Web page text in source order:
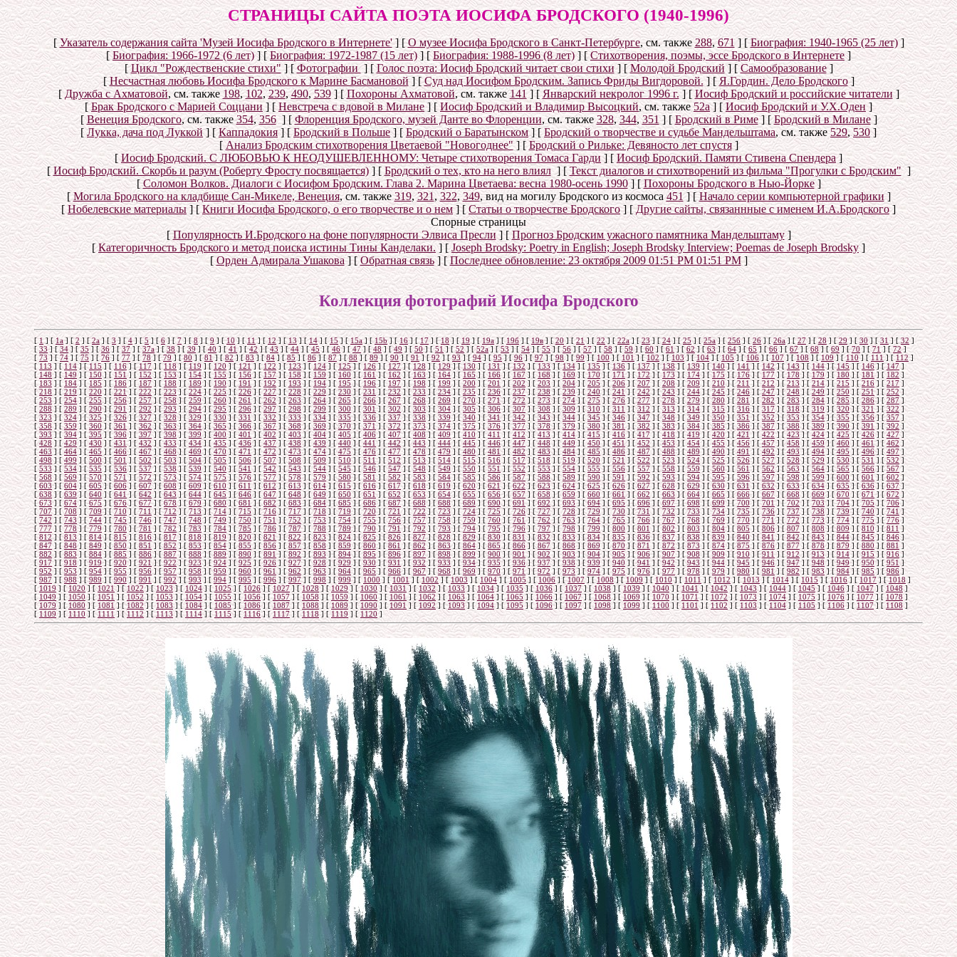
СТРАНИЦЫ САЙТА ПОЭТА ИОСИФА БРОДСКОГО (1940-1996)
[Указатель содержания сайта 'Музей Иосифа Бродского в Интернете'] [О музее Иосифа Бродского в Санкт-Петербурге, см. также288,671] [Биография: 1940-1965 (25 лет)]
[Биография: 1966-1972 (6 лет)] [Биография: 1972-1987 (15 лет)] [Биография: 1988-1996 (8 лет)] [Стихотворения, поэмы, эссе Бродского в Интернете]
[Цикл "Рождественские стихи" ] [Фотографии] [Голос поэта: Иосиф Бродский читает свои стихи] [Молодой Бродский] [ Самообразование]
[Несчастная любовь Иосифа Бродского к Марине Басмановой] [Суд над Иосифом Бродским. Запись Фриды Вигдоровой. ] [Я.Гордин. Дело Бродского]
[ Дружба с Ахматовой, см. также 198,102,239,490,539] [Похороны Ахматовой, см. также141] [ Январский некролог 1996 г.] [Иосиф Бродский и российские читатели]
[Брак Бродского с Марией Соццани] [Невстреча с вдовой в Милане] [ Иосиф Бродский и Владимир Высоцкий, см. также52а] [Иосиф Бродский и У.Х.Оден]
[Венеция Бродского, см. также354, 356] [Флоренция Бродского, музей Данте во Флоренции, см. также328,344,351] [Бродский в Риме] [Бродский в Милане]
[ Лукка, дача под Луккой] [Каппадокия] [Бродский в Польше] [Бродский о Баратынском] [Бродский о творчестве и судьбе Мандельштама, см. также 529,530]
[ Анализ Бродским стихотворения Цветаевой "Новогоднее"] [Бродский о Рильке: Девяносто лет спустя]
[Иосиф Бродский. С ЛЮБОВЬЮ К НЕОДУШЕВЛЕННОМУ: Четыре стихотворения Томаса Гарди] [Иосиф Бродский. Памяти Стивена Спендера]
[ Иосиф Бродский. Скорбь и разум (Роберту Фросту посвящается)] [ Бродский о тех, кто на него влиял] [ Текст диалогов и стихотворений из фильма "Прогулки с Бродским"]
[Соломон Волков. Диалоги с Иосифом Бродским. Глава 2. Марина Цветаева: весна 1980-осень 1990] [ Похороны Бродского в Нью-Йорке]
[Могила Бродского на кладбище Сан-Микеле, Венеция, см. также319,321, 322,349, вид на могилу Бродского из космоса 451] [Начало серии компьютерной графики]
[ Нобелевские материалы] [ Книги Иосифа Бродского, о его творчестве и о нем] [ Статьи о творчестве Бродского] [Другие сайты, связаннные с именем И.А.Бродского]
Спорные страницы
[Популярность И.Бродского на фоне популярности Элвиса Пресли] [ Прогноз Бродским ужасного памятника Мандельштаму]
[Категоричность Бродского и метод поиска истины Тины Канделаки. ] [Joseph Brodsky: Poetry in English; Joseph Brodsky Interview; Poemas de Joseph Brodsky]
[Орден Адмирала Ушакова] [ Обратная связь] [Последнее обновление:23 октября 2009 01:51 PM 01:51 PM]
Коллекция фотографий Иосифа Бродского
[ 1 ] [ 1а] [2] [2а] [ 3] [4] [5] [6] [ 7] [ 8 ] [9 ] [10] [ 11] [12] [13 ] [14] [ 15] [ 15a] [15b] [ 16] [17 ] [18] [ 19] [ 19а] [ 19б ] [19в] [20 ] [21] [ 22] [ 22a] [23] [24 ] [25] [ 25а] [ 25б] [ 26] [26a ] [27] [ 28] [29] [ 30] [31 ] [32 ]
[ 33] [34] [35] [36] [ 37] [37а] [38 ] [39] [40] [ 41 ] [42] [43] [44] [45] [ 46] [ 47] [48] [49] [50] [51] [52 ] [52а] [53] [54] [55] [56 ] [57] [ 58] [59] [60 ] [ 61] [62] [63] [ 64] [65 ] [66 ] [67] [68] [69] [70] [71 ] [ 72]
[ 73] [74] [75 ] [ 76] [ 77 ] [ 78] [79 ] [80 ] [81] [ 82 ] [ 83 ] [84 ] [85] [86 ] [ 87 ] [88 ] [89] [90] [ 91 ] [92 ] [ 93 ] [94] [ 95] [ 96] [97 ] [98 ] [ 99] [ 100] [ 101 ] [102] [103] [104] [105 ] [106 ] [107 ] [108 ] [109 ] [110] [111] [ 112]
[ 113 ] [ 114] [115] [ 116] [117 ] [ 118] [119 ] [ 120 ] [121 ] [122 ] [123] [ 124 ] [125] [ 126] [ 127] [ 128 ] [ 129] [130] [ 131] [132 ] [ 133] [134 ] [ 135 ] [136 ] [137 ] [138] [ 139 ] [140] [ 141 ] [ 142] [ 143 ] [ 144] [145] [ 146] [147 ]
[148] [ 149 ] [150] [151] [ 152] [153] [ 154] [155] [ 156] [157 ] [158] [159] [160 ] [161] [162 ] [163] [ 164 ] [165] [166] [ 167] [168] [ 169] [170] [ 171] [172 ] [173] [174] [175 ] [176] [177 ] [178] [ 179 ] [180] [181] [ 182]
[ 183 ] [ 184 ] [ 185] [186 ] [187 ] [ 188 ] [189] [ 190] [ 191 ] [192 ] [ 193] [ 194] [ 195] [196] [197] [ 198 ] [ 199 ] [ 200] [201 ] [202 ] [ 203 ] [204] [ 205] [ 206 ] [207 ] [ 208] [ 209] [ 210] [211 ] [212] [213 ] [ 214 ] [ 215] [216 ] [217 ]
[218 ] [219 ] [ 220 ] [221] [ 222] [ 223 ] [224 ] [ 225] [226] [ 227] [228 ] [229 ] [ 230 ] [ 231 ] [232 ] [233 ] [234 ] [ 235 ] [236] [ 237] [ 238 ] [239 ] [ 240] [241] [ 242] [243 ] [244 ] [ 245 ] [ 246 ] [247 ] [248 ] [249 ] [ 250 ] [251] [ 252]
[ 253] [ 254] [255 ] [256] [ 257] [258] [ 259] [260 ] [ 261 ] [262 ] [263] [264] [265 ] [266] [267 ] [ 268] [ 269 ] [270 ] [271] [ 272] [273] [ 274] [275 ] [ 276 ] [277 ] [278] [279] [280 ] [281 ] [282 ] [ 283] [ 284] [285 ] [286] [ 287]
[ 288] [ 289 ] [290] [ 291 ] [ 292] [293 ] [294] [295 ] [ 296] [297 ] [298 ] [299 ] [ 300 ] [301] [ 302] [ 303] [ 304 ] [305] [ 306 ] [ 307] [308 ] [309] [310 ] [ 311 ] [312 ] [313 ] [314 ] [ 315 ] [316] [ 317] [ 318] [ 319 ] [320] [ 321 ] [ 322]
[323 ] [ 324] [325 ] [ 326] [327 ] [ 328] [329 ] [ 330] [331] [332 ] [333] [ 334 ] [335] [ 336 ] [337] [338 ] [ 339] [340 ] [ 341] [342 ] [ 343] [344 ] [ 345] [346] [347 ] [348] [ 349 ] [350] [ 351 ] [352] [353 ] [ 354] [355 ] [ 356] [357 ]
[358] [ 359 ] [360 ] [361 ] [362 ] [363] [ 364] [365 ] [ 366] [367 ] [ 368] [ 369] [370] [ 371 ] [ 372 ] [373] [ 374 ] [375 ] [376 ] [377] [378] [ 379 ] [380 ] [ 381] [382 ] [ 383] [ 384] [385] [ 386 ] [ 387 ] [388] [ 389 ] [390 ] [391 ] [392 ]
[ 393] [ 394] [ 395] [396 ] [ 397] [ 398 ] [399] [400] [401 ] [402 ] [ 403 ] [404] [ 405 ] [406 ] [407] [ 408] [ 409] [ 410] [411 ] [ 412] [ 413 ] [414] [415] [416 ] [417 ] [ 418 ] [419] [ 420 ] [421 ] [422] [ 423] [ 424] [ 425] [426 ] [ 427]
[428 ] [429] [ 430 ] [431] [ 432 ] [433 ] [434 ] [ 435] [436] [ 437] [438 ] [ 439] [ 440 ] [ 441] [442 ] [443 ] [444] [ 445 ] [446] [ 447 ] [448 ] [449 ] [ 450] [451] [ 452] [453 ] [ 454] [ 455 ] [ 456] [457 ] [458 ] [459] [ 460 ] [461] [ 462 ]
[463] [ 464] [465] [ 466] [ 467] [468] [ 469 ] [470] [471] [472 ] [473] [474 ] [475 ] [ 476] [477 ] [478] [ 479] [480] [ 481] [ 482] [483] [ 484 ] [485] [486] [487 ] [488] [489 ] [490 ] [ 491 ] [492 ] [493] [ 494] [495] [ 496] [ 497]
[ 498] [ 499 ] [500] [501 ] [ 502] [503] [504] [505 ] [ 506 ] [507 ] [ 508 ] [509 ] [510] [511] [ 512] [ 513] [ 514 ] [515] [516 ] [ 517] [518] [519] [520 ] [ 521 ] [522 ] [ 523 ] [524 ] [525] [526] [ 527] [ 528] [ 529 ] [530] [531 ] [ 532]
[533] [ 534] [ 535 ] [536] [537] [538] [539 ] [ 540] [ 541 ] [ 542 ] [ 543 ] [544 ] [545] [ 546] [547] [548] [ 549 ] [ 550 ] [551 ] [552] [553] [554 ] [ 555] [ 556] [ 557 ] [ 558 ] [559 ] [560] [ 561] [562] [563] [ 564] [ 565 ] [566] [567]
[ 568 ] [ 569] [570 ] [571 ] [572 ] [ 573] [574 ] [ 575 ] [576 ] [577 ] [ 578] [ 579] [580] [ 581 ] [ 582 ] [ 583 ] [ 584] [585 ] [586 ] [587] [ 588] [589 ] [ 590 ] [591 ] [592 ] [ 593] [ 594] [595] [ 596 ] [ 597 ] [ 598 ] [ 599] [600 ] [601 ] [602 ]
[603] [604 ] [ 605] [606] [ 607] [608 ] [609] [610 ] [ 611 ] [612 ] [613 ] [614 ] [ 615 ] [616] [ 617] [618] [619 ] [ 620] [621] [ 622] [623 ] [624] [625 ] [ 626 ] [627 ] [628 ] [629 ] [ 630 ] [631] [ 632] [633] [634 ] [ 635] [636] [ 637]
[638 ] [ 639] [ 640 ] [641] [ 642 ] [643 ] [ 644] [ 645 ] [646] [647 ] [648] [ 649] [ 650 ] [651] [ 652 ] [653 ] [ 654] [ 655 ] [656] [ 657 ] [658 ] [ 659] [ 660 ] [661] [662 ] [663 ] [ 664] [ 665 ] [666] [ 667 ] [668 ] [ 669] [ 670 ] [671] [ 672 ]
[673] [674] [675] [676] [ 677] [ 678 ] [679] [680] [681] [ 682] [683] [684 ] [685 ] [686 ] [687 ] [688] [688] [689 ] [690] [ 691] [ 692 ] [693] [694] [695] [ 696] [697] [698 ] [699 ] [700 ] [701 ] [702] [703] [704] [705] [ 706]
[ 707] [708 ] [709] [710] [ 711 ] [712] [713] [714 ] [ 715] [716] [717] [ 718 ] [719 ] [720] [ 721] [ 722] [723 ] [724] [725] [ 726 ] [727] [728] [729 ] [ 730 ] [731] [732] [ 733 ] [734 ] [735] [ 736] [ 737] [738 ] [739] [740] [ 741 ]
[ 742 ] [ 743 ] [ 744 ] [ 745 ] [746] [747] [748 ] [749] [ 750] [ 751 ] [752 ] [753 ] [ 754] [ 755] [756] [ 757 ] [ 758 ] [ 759 ] [ 760 ] [761] [762 ] [763 ] [764] [ 765 ] [ 766 ] [767 ] [768 ] [ 769] [ 770] [771] [ 772 ] [ 773 ] [ 774 ] [ 775 ] [776]
[ 777 ] [ 778] [779 ] [ 780] [781 ] [ 782 ] [783 ] [ 784] [785 ] [786 ] [787] [ 788 ] [ 789] [ 790 ] [ 791] [ 792 ] [ 793] [794 ] [ 795] [796] [ 797 ] [798 ] [ 799 ] [800 ] [801 ] [802] [ 803 ] [ 804] [ 805 ] [ 806] [ 807 ] [ 808] [809 ] [ 810] [811 ]
[812] [813 ] [ 814] [815] [ 816] [817] [ 818] [819] [ 820] [821 ] [822 ] [823] [824 ] [825] [826] [827] [828 ] [ 829] [830] [ 831] [832] [ 833] [834] [ 835] [836 ] [837 ] [838] [839 ] [840] [841 ] [842] [843 ] [ 844] [845] [ 846]
[847 ] [ 848] [ 849 ] [850] [ 851 ] [852 ] [ 853] [ 854 ] [855] [856 ] [ 857] [ 858] [ 859 ] [860] [ 861 ] [862 ] [ 863] [ 864 ] [865 ] [ 866 ] [867 ] [ 868] [ 869 ] [870] [871 ] [ 872 ] [ 873] [ 874 ] [875] [ 876 ] [877 ] [ 878] [ 879 ] [880] [ 881 ]
[ 882] [883] [884] [885] [ 886] [ 887 ] [888] [889] [890 ] [891 ] [892] [893 ] [ 894 ] [895 ] [896] [ 897] [898] [899] [900] [ 901 ] [ 902 ] [903] [904] [905 ] [906] [907] [908 ] [ 909 ] [910 ] [911] [ 912] [913] [914] [915] [ 916]
[ 917] [ 918 ] [919] [920] [ 921] [922] [923] [924 ] [ 925] [926 ] [927] [928] [929 ] [930] [ 931 ] [ 932] [ 933 ] [934] [935] [ 936] [937] [938] [939 ] [ 940 ] [941 ] [942] [943] [944 ] [945] [ 946] [ 947] [ 948 ] [949] [950] [ 951]
[ 952] [ 953 ] [ 954] [ 955 ] [ 956 ] [957 ] [958] [959 ] [ 960 ] [961 ] [962 ] [963 ] [ 964 ] [965] [ 966] [ 967] [ 968 ] [ 969] [ 970 ] [ 971 ] [972 ] [973] [974 ] [ 975 ] [976 ] [977 ] [978 ] [ 979 ] [980] [ 981] [ 982] [ 983 ] [ 984] [ 985 ] [ 986 ]
[ 987] [ 988] [989] [ 990] [991 ] [ 992] [993 ] [ 994] [995 ] [996 ] [997] [ 998 ] [999] [ 1000 ] [ 1001] [ 1002 ] [ 1003 ] [ 1004] [1005 ] [1006 ] [1007 ] [ 1008] [ 1009 ] [ 1010] [ 1011 ] [ 1012] [1013 ] [1014 ] [ 1015 ] [1016] [1017] [1018 ]
[1019] [1020] [1021] [1022] [1023] [ 1024] [1025] [1026] [ 1027 ] [1028] [ 1029] [1030 ] [1031 ] [ 1032] [1033] [1034] [ 1035] [1036] [1037] [1038 ] [1039] [ 1040] [1041 ] [1042] [ 1043 ] [1044] [1045] [ 1046 ] [1047] [1048]
[ 1049] [1050 ] [ 1051 ] [1052] [1053] [ 1054] [ 1055] [1056] [1057 ] [ 1058 ] [ 1059] [ 1060] [ 1061 ] [ 1062 ] [ 1063 ] [1064] [ 1065 ] [ 1066] [ 1067] [1068 ] [ 1069 ] [ 1070] [ 1071] [ 1072 ] [ 1073 ] [ 1074 ] [ 1075 ] [ 1076 ] [ 1077 ] [ 1078]
[1079 ] [ 1080 ] [ 1081 ] [1082] [ 1083] [ 1084 ] [ 1085] [1086 ] [1087] [ 1088 ] [1089 ] [1090 ] [ 1091 ] [ 1092] [1093] [ 1094 ] [ 1095 ] [ 1096] [1097 ] [1098 ] [ 1099 ] [1100] [1101 ] [ 1102 ] [ 1103] [1104] [ 1105 ] [ 1106 ] [ 1107] [ 1108 ]
[ 1109] [ 1110 ] [1111] [1112 ] [1113 ] [ 1114] [1115] [1116] [1117 ] [1118] [ 1119 ] [ 1120]